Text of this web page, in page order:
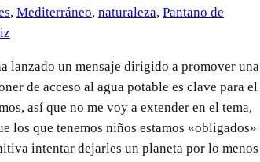
, Mediterráneo, naturaleza, Pantano de
lanzado un mensaje dirigido a promover una
de acceso al agua potable es clave para el
así que no me voy a extender en el tema,
los que tenemos niños estamos «obligados»
intentar dejarles un planeta por lo menos